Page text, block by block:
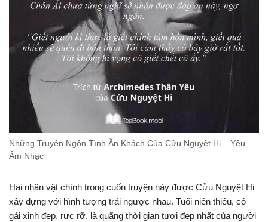
Những Truyện Ngôn Tình Ăn Khách Của Cửu Nguyệt Hi – Yêu
Âm Nhạc
Hai nhân vật chính trong cuốn truyện này được Cửu Nguyệt Hi
xây dựng với hình tượng trái ngược nhau. Tuổi niên thiếu, cô
gái xinh đẹp, rực rỡ, là quãng thời gian tươi đẹp nhất của người